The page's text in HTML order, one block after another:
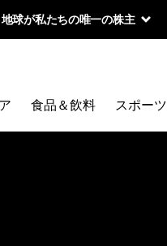
地球が私たちの唯一の株主
食品＆飲料 スポーツ